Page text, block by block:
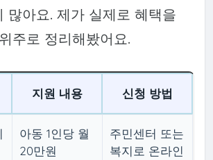
많아요. 제가 실제로 혜택을
주로 정리해봤어요.
지원 내용 신청 방법
아동 1인당 월
20만원
주민센터 또는
복지로 온라인